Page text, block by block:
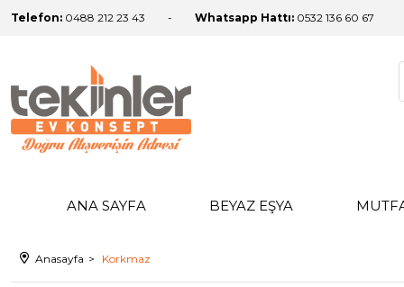
Telefon: 0488 212 23 43 Whatsapp Hattı: 0532 136 60 67
ANA SAYFA BEYAZ EŞYA
Anasayfa Korkmaz